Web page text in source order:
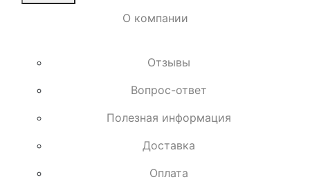
О компании
Отзывы
Вопрос-ответ
Полезная информация
Доставка
Оплата